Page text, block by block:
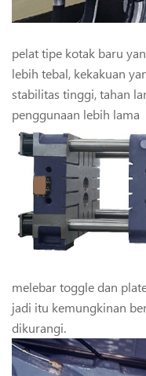
pelat tipe kotak baru
lebih tebal, kekakuan
stabilitas tinggi, tahan
penggunaan lebih lama
melebar toggle dan
jadi itu kemungkinan
dikurangi.